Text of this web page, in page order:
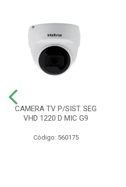
CAMERA TV P/SIST. SEG
VHD 1220 D MIC G9
Código: 560175